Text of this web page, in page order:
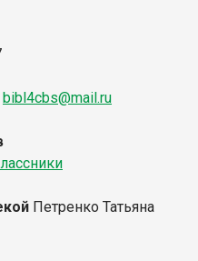
bibl4cbs@mail.ru
Петренко Татьяна